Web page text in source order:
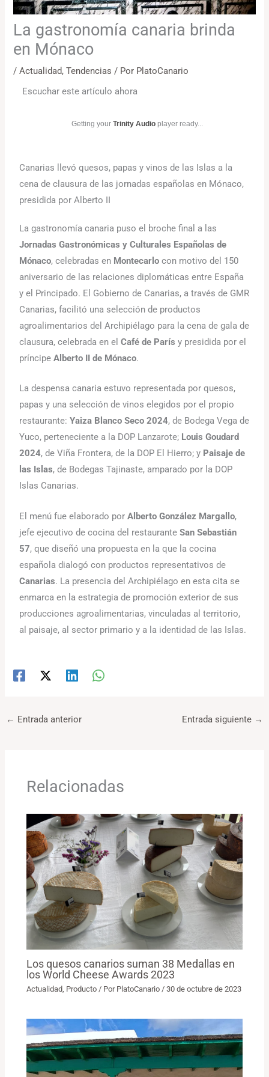
La gastronomía canaria brinda
en Mónaco
/Actualidad,Tendencias / Por PlatoCanario
Escuchar este artículo ahora
Getting yourTrinity Audio player ready...
Canarias llevó quesos, papas y vinos de las Islas a la
cena de clausura de las jornadas españolas en Mónaco,
presidida por Alberto II
La gastronomía canaria puso el broche final a las
Jornadas Gastronómicas y Culturales Españolas de
Mónaco, celebradas en Montecarlo con motivo del 150
aniversario de las relaciones diplomáticas entre España
y el Principado. El Gobierno de Canarias, a través de GMR
Canarias, facilitó una selección de productos
agroalimentarios del Archipiélago para la cena de gala de
clausura, celebrada en elCafé de París y presidida por el
príncipeAlberto II de Mónaco.
La despensa canaria estuvo representada por quesos,
papas y una selección de vinos elegidos por el propio
restaurante:Yaiza Blanco Seco 2024, de Bodega Vega de
Yuco, perteneciente a la DOP Lanzarote; Louis Goudard
2024, de Viña Frontera, de la DOP El Hierro; y Paisaje de
las Islas, de Bodegas Tajinaste, amparado por la DOP
Islas Canarias.
El menú fue elaborado porAlberto González Margallo,
jefe ejecutivo de cocina del restauranteSan Sebastián
57, que diseñó una propuesta en la que la cocina
española dialogó con productos representativos de
Canarias. La presencia del Archipiélago en esta cita se
enmarca en la estrategia de promoción exterior de sus
producciones agroalimentarias, vinculadas al territorio,
al paisaje, al sector primario y a la identidad de las Islas.
← Entrada anterior Entrada siguiente →
Relacionadas
Los quesos canarios suman 38 Medallas en
los World Cheese Awards 2023
Actualidad, Producto / Por PlatoCanario/30 de octubre de 2023